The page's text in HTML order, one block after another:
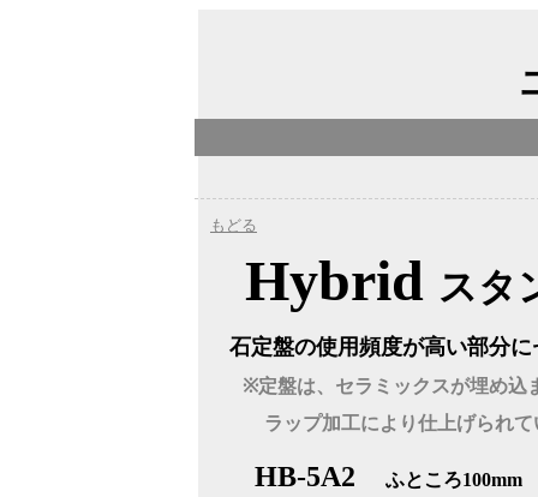
もどる
Hybrid ス
石定盤の使用頻度が高い部分
※定盤は、セラミックスが埋め込
ラップ加工により仕上げられて
HB-5A2 ふところ100mm